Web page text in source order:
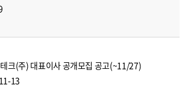
크(주) 대표이사 공개모집 공고(~11/27)
13